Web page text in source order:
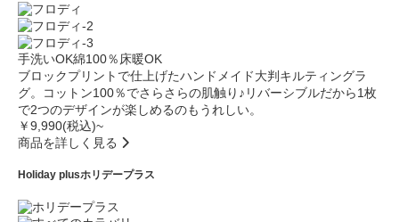
手洗いOK綿100％ 床暖OK
ブロックプリントで仕上げたハンドメイド大判キルティングラ
グ。コットン100％でさらさらの肌触り♪リバーシブルだから1枚
で2つのデザインが楽しめるのもうれしい。
￥9,990(税込)~
商品を詳しく見る
Holiday plusホリデープラス